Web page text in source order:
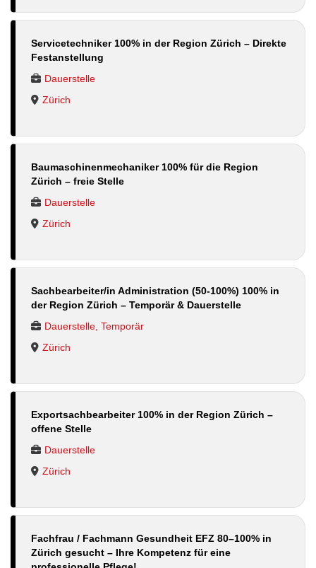
Servicetechniker 100% in der Region Zürich – Direkte
Festanstellung
Dauerstelle
Zürich
Baumaschinenmechaniker 100% für die Region
Zürich – freie Stelle
Dauerstelle
Zürich
Sachbearbeiter/in Administration (50-100%) 100% in
der Region Zürich – Temporär & Dauerstelle
Dauerstelle, Temporär
Zürich
Exportsachbearbeiter 100% in der Region Zürich –
offene Stelle
Dauerstelle
Zürich
Fachfrau / Fachmann Gesundheit EFZ 80–100% in
Zürich gesucht – Ihre Kompetenz für eine